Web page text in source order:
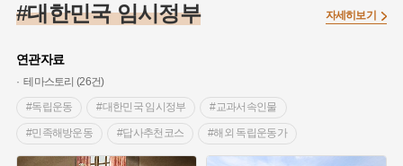
#독립운동가 #영산포 #성곽 #수령
#풍속
#지역의 설화
#애민 #노원구 #남자현 #조선역사 #용인의 전설
#강감찬 #박물관 #한의학 #여성 독립운동가
#어린이역사콘텐츠 #강진 #제주도설화 #임시의정원
#대한민국 임시정부
연관자료
테마스토리 (26건)
#독립운동
#대한민국 임시정부 #교과서속인물
#민족해방운동 #답사추천코스 #해외 독립운동가
#일제강점기 #한국근대사 #독립운동가
자세히보기